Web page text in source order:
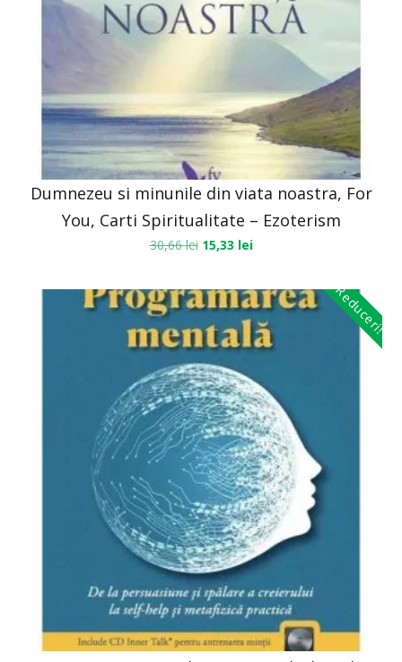
Dumnezeu si minunile din viata noastra, For
You, Carti Spiritualitate – Ezoterism
30,66lei 15,33 lei
Reduceri!